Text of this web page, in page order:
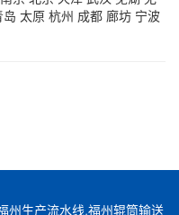
岛 太原 杭州 成都 廊坊 宁波
州生产流水线,福州辊筒输送